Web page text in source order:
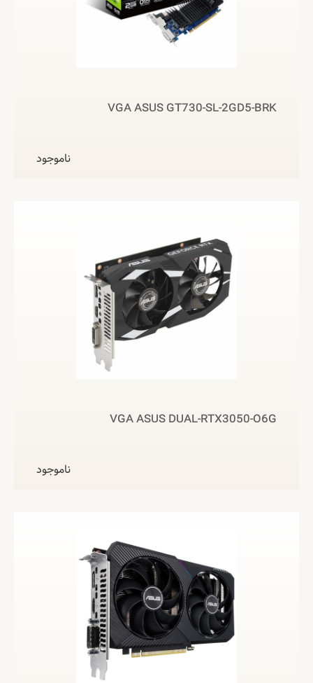
VGA ASUS GT730-SL-2GD5-BRK
ناموجود
VGA ASUS DUAL-RTX3050-O6G
ناموجود